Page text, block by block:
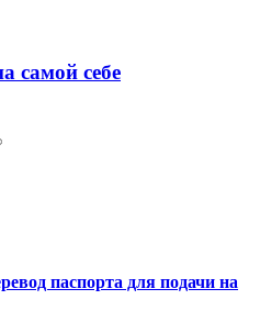
самой себе
паспорта для подачи на